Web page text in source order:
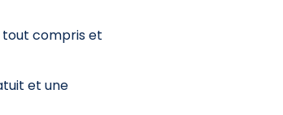
tout compris et
et une